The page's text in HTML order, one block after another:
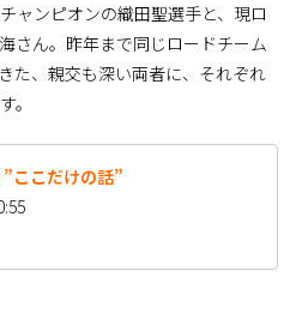
ャンピオンの織田聖選手と、現ロ
さん。昨年まで同じロードチーム
た、親交も深い両者に、それぞれ
。
ここだけの話”